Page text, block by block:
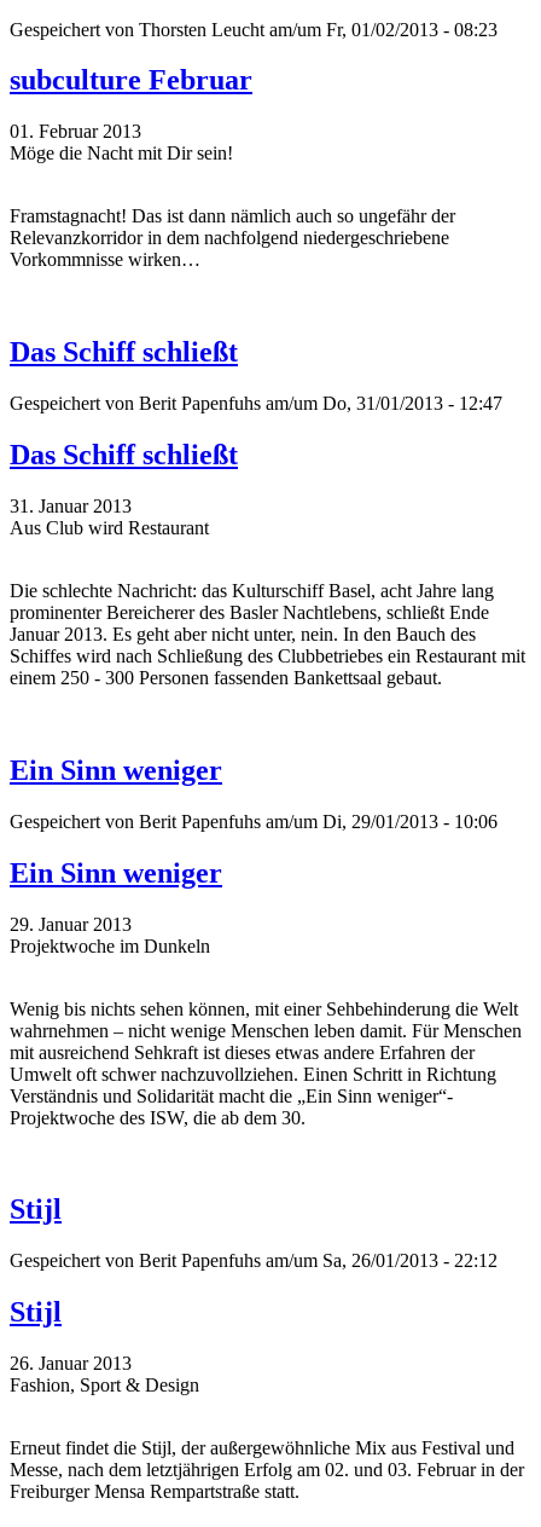
Gespeichert von Thorsten Leucht am/um Fr, 01/02/2013 - 08:23
subculture Februar
01. Februar 2013
Möge die Nacht mit Dir sein!
Framstagnacht! Das ist dann nämlich auch so ungefähr der
Relevanzkorridor in dem nachfolgend niedergeschriebene
Vorkommnisse wirken…
Das Schiff schließt
Gespeichert von Berit Papenfuhs am/um Do, 31/01/2013 - 12:47
Das Schiff schließt
31. Januar 2013
Aus Club wird Restaurant
Die schlechte Nachricht: das Kulturschiff Basel, acht Jahre lang
prominenter Bereicherer des Basler Nachtlebens, schließt Ende
Januar 2013. Es geht aber nicht unter, nein. In den Bauch des
Schiffes wird nach Schließung des Clubbetriebes ein Restaurant mit
einem 250 - 300 Personen fassenden Bankettsaal gebaut.
Ein Sinn weniger
Gespeichert von Berit Papenfuhs am/um Di, 29/01/2013 - 10:06
Ein Sinn weniger
29. Januar 2013
Projektwoche im Dunkeln
Wenig bis nichts sehen können, mit einer Sehbehinderung die Welt
wahrnehmen – nicht wenige Menschen leben damit. Für Menschen
mit ausreichend Sehkraft ist dieses etwas andere Erfahren der
Umwelt oft schwer nachzuvollziehen. Einen Schritt in Richtung
Verständnis und Solidarität macht die „Ein Sinn weniger“-
Projektwoche des ISW, die ab dem 30.
Stijl
Gespeichert von Berit Papenfuhs am/um Sa, 26/01/2013 - 22:12
Stijl
26. Januar 2013
Fashion, Sport & Design
Erneut findet die Stijl, der außergewöhnliche Mix aus Festival und
Messe, nach dem letztjährigen Erfolg am 02. und 03. Februar in der
Freiburger Mensa Rempartstraße statt.